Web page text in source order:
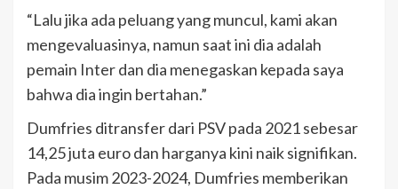
“Lalu jika ada peluang yang muncul, kami akan
mengevaluasinya, namun saat ini dia adalah
pemain Inter dan dia menegaskan kepada saya
bahwa dia ingin bertahan.”
Dumfries ditransfer dari PSV pada 2021 sebesar
14,25 juta euro dan harganya kini naik signifikan.
Pada musim 2023-2024, Dumfries memberikan